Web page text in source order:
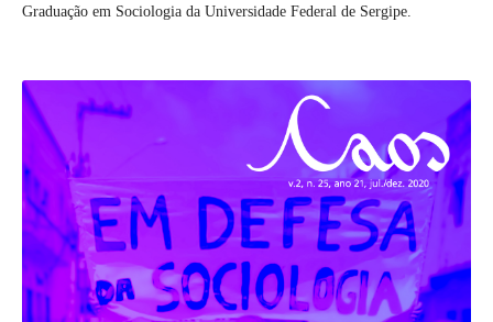
Graduação em Sociologia da Universidade Federal de Sergipe.